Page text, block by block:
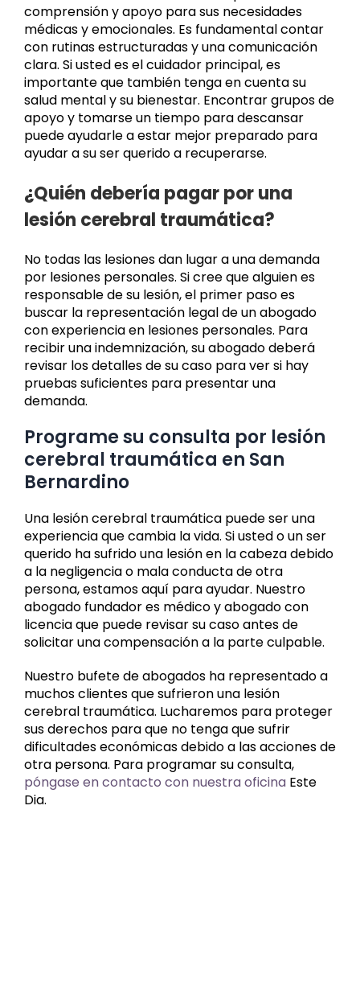
comprensión y apoyo para sus necesidades
médicas y emocionales. Es fundamental contar
con rutinas estructuradas y una comunicación
clara. Si usted es el cuidador principal, es
importante que también tenga en cuenta su
salud mental y su bienestar. Encontrar grupos de
apoyo y tomarse un tiempo para descansar
puede ayudarle a estar mejor preparado para
ayudar a su ser querido a recuperarse.
¿Quién debería pagar por una
lesión cerebral traumática?
No todas las lesiones dan lugar a una demanda
por lesiones personales. Si cree que alguien es
responsable de su lesión, el primer paso es
buscar la representación legal de un abogado
con experiencia en lesiones personales. Para
recibir una indemnización, su abogado deberá
revisar los detalles de su caso para ver si hay
pruebas suficientes para presentar una
demanda.
Programe su consulta por lesión
cerebral traumática en San
Bernardino
Una lesión cerebral traumática puede ser una
experiencia que cambia la vida. Si usted o un ser
querido ha sufrido una lesión en la cabeza debido
a la negligencia o mala conducta de otra
persona, estamos aquí para ayudar. Nuestro
abogado fundador es médico y abogado con
licencia que puede revisar su caso antes de
solicitar una compensación a la parte culpable.
Nuestro bufete de abogados ha representado a
muchos clientes que sufrieron una lesión
cerebral traumática. Lucharemos para proteger
sus derechos para que no tenga que sufrir
dificultades económicas debido a las acciones de
otra persona. Para programar su consulta,
póngase en contacto con nuestra oficina Este
Dia.